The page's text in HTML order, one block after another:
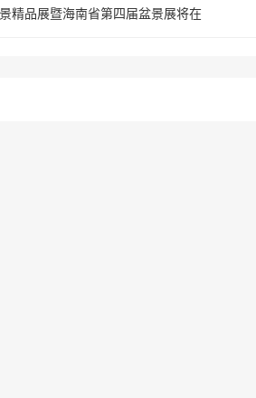
精品展暨海南省第四届盆景展将在